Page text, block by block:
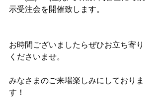
示受注会を開催致します。
お時間ございましたらぜひお立ち寄り
くださいませ。
みなさまのご来場楽しみにしておりま
す！